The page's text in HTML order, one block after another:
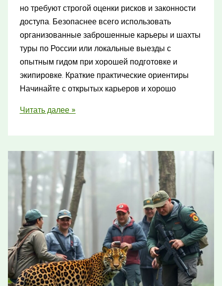
но требуют строгой оценки рисков и законности
доступа. Безопаснее всего использовать
организованные заброшенные карьеры и шахты
туры по России или локальные выезды с
опытным гидом при хорошей подготовке и
экипировке. Краткие практические ориентиры
Начинайте с открытых карьеров и хорошо
Самые
карьеры
и
шахты
России:
истории
и
факты
Читать далее »